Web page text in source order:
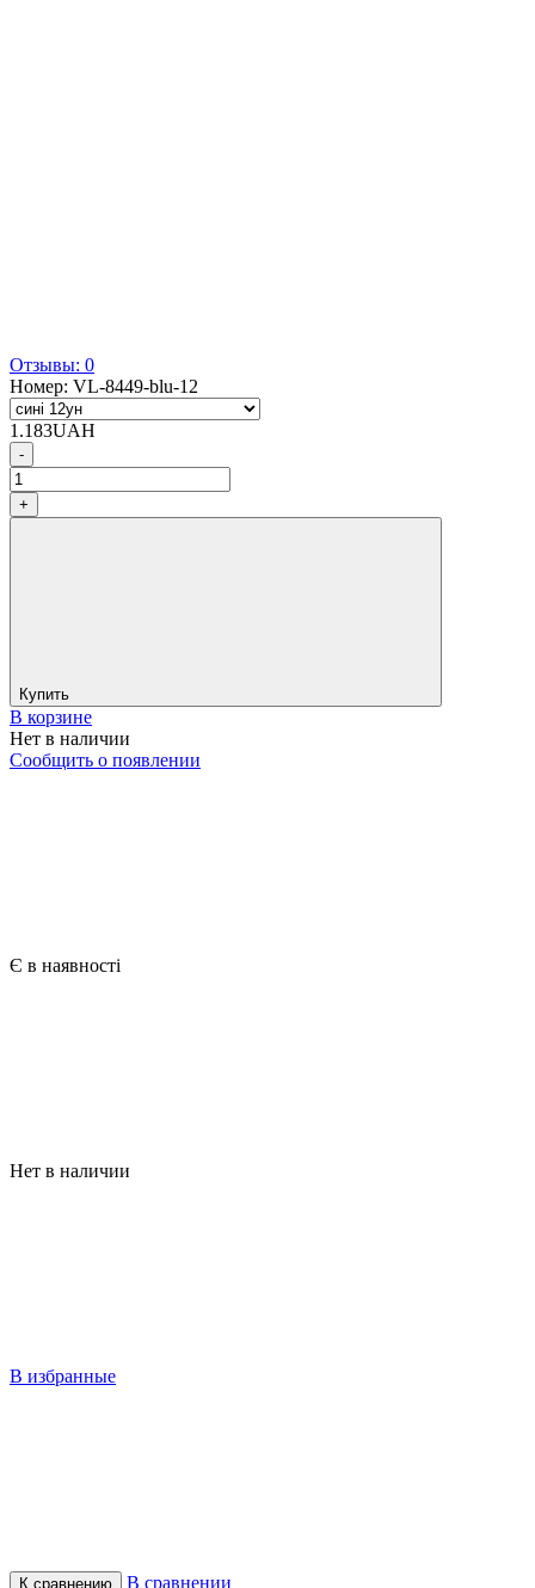
Отзывы: 0
Номер: VL-8449-blu-12
1.183UAH
-
+
Купить
В корзине
Нет в наличии
Сообщить о появлении
Є в наявності
Нет в наличии
В избранные
К сравнению В сравнении